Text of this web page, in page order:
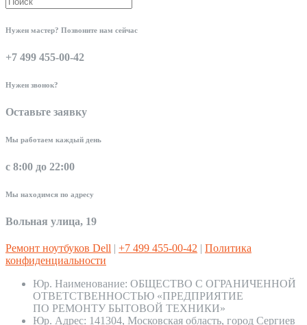
Нужен мастер? Позвоните нам сейчас
+7 499 455-00-42
Нужен звонок?
Оставьте заявку
Мы работаем каждый день
с 8:00 до 22:00
Мы находимся по адресу
Вольная улица, 19
Ремонт ноутбуков Dell | +7 499 455-00-42 | Политика
конфиденциальности
Юр. Наименование: ОБЩЕСТВО С ОГРАНИЧЕННОЙ
ОТВЕТСТВЕННОСТЬЮ «ПРЕДПРИЯТИЕ
ПО РЕМОНТУ БЫТОВОЙ ТЕХНИКИ»
Юр. Адрес: 141304, Московская область, город Сергиев